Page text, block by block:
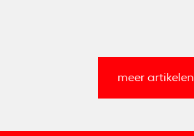
meer artikelen